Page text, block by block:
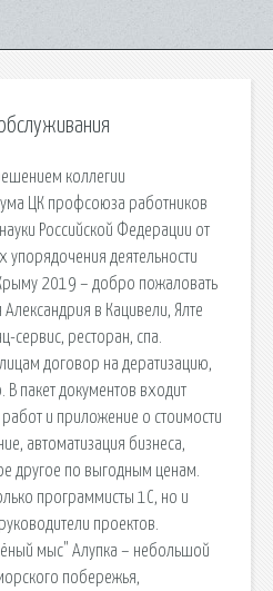
коллегии
ЦК профсоюза работников
Российской Федерации от
деятельности
Крыму 2019 – добро пожаловать
в Кацивели, Ялте
сервис, ресторан, спа.
договор на дератизацию,
пакет документов входит
и приложение о стоимости
автоматизация бизнеса,
другое по выгодным ценам.
программисты 1С, но и
проектов.
мыс" Алупка – небольшой
побережья,